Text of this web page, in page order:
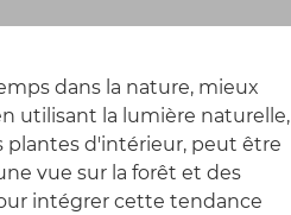
dans la nature, mieux
utilisant la lumière naturelle,
plantes d'intérieur, peut être
vue sur la forêt et des
intégrer cette tendance